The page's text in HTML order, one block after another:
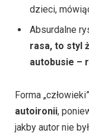
dzieci,
Absurdalne
rasa, to styl
autobusie –
Forma „człowieki”
autoironii,
jakby autor nie